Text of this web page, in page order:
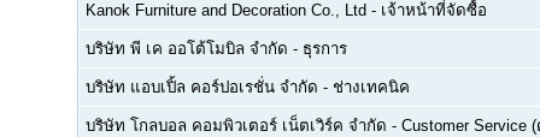
Kanok Furniture and Decoration Co., Ltd - เจ้าหน้าที่จัดซื้อ
บริษัท พี เค ออโต้โมบิล จำกัด - ธุรการ
บริษัท แอบเปิ้ล คอร์ปอเรชั่น จำกัด - ช่างเทคนิค
บริษัท โกลบอล คอมพิวเตอร์ เน็ตเวิร์ค จำกัด - Customer Service